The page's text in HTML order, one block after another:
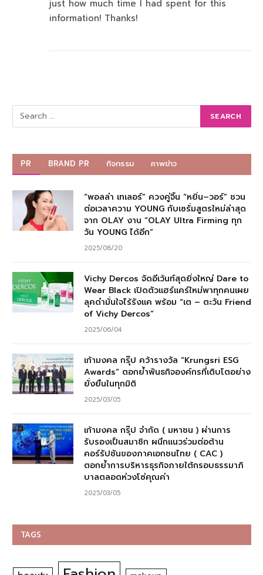
just how much time I had spent for this
information! Thanks!
PR BRAND PR กิจกรรม ภาพข่าว
“พอลล่า เทเลอร์” ควงคู่จิ้น “หยิ่น–วอร์” ชวน
ต่อเวลาความ YOUNG กับเซรั่มสูตรใหม่ล่าสุด
จาก OLAY งาน “OLAY Ultra Firming ทุก
วัน YOUNG ได้อีก”
2025/08/20
Vichy Dercos จัดอีเว้นท์สุดยิ่งใหญ่ Dare to
Wear Black เปิดตัวแฮร์แคร์ใหม่พาทุกคนเผย
ลุคดำมั่นใจไร้รังแค พร้อม “เต – ตะวัน Friend
of Vichy Dercos”
2025/06/04
เก้ามงคล กรุ๊ป คว้ารางวัล “Krungsri ESG
Awards” ตอกย้ำพันธกิจองค์กรที่เติบโตอย่าง
ยั่งยืนในทุกมิติ
2025/03/05
เก้ามงคล กรุ๊ป จำกัด ( มหาชน ) ผ่านการ
รับรองเป็นสมาชิก ผนึกแนวร่วมต่อต้าน
คอร์รัปชันของภาคเอกชนไทย ( CAC )
ตอกย้ำการบริหารธุรกิจภายใต้กรอบธรรมาภิ
บาลตลอดห่วงโซ่คุณค่า
2025/03/05
TAGS